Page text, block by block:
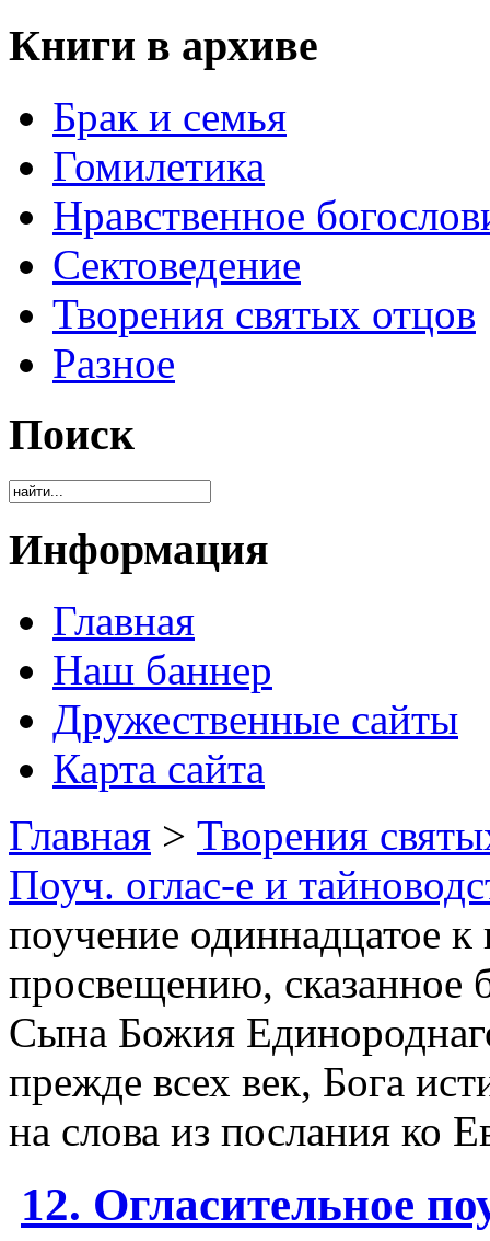
Книги в архиве
Брак и семья
Гомилетика
Нравственное
Сектоведение
Творения святых отцов
Разное
Поиск
Информация
Главная
Наш баннер
Дружественные сайты
Карта сайта
Главная > Творения
Поуч. оглас-е и
поучение одиннадцатое
просвещению, сказанное
Сына Божия
прежде всех век, Бога
на слова из послания ко
12. Огласительное